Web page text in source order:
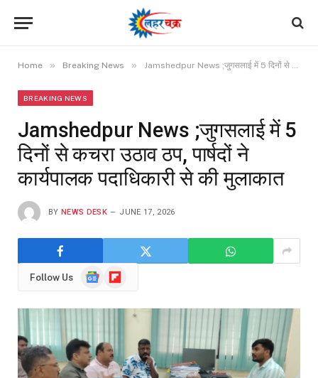
Home » Breaking News » Jamshedpur News ;जुगसलाई में 5 दिनों से कचरा उठाव ठप, पार्षदों ने कार्यपालक पदाधिकारी से की मुलाकात
BREAKING NEWS
Jamshedpur News ;जुगसलाई में 5
दिनों से कचरा उठाव ठप, पार्षदों ने
कार्यपालक पदाधिकारी से की मुलाकात
BY NEWS DESK JUNE 17, 2026
Follow Us
GoogleFlipboard